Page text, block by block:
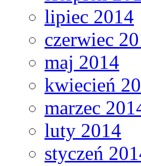
lipiec 2014
czerwiec
maj 2014
kwiecień
marzec
luty 2014
styczeń